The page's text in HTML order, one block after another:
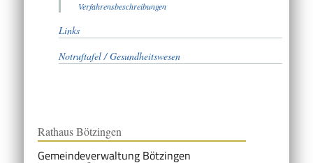
Verfahrensbeschreibungen
Links
Notruftafel / Gesundheitswesen
Rathaus Bötzingen
Gemeindeverwaltung Bötzingen